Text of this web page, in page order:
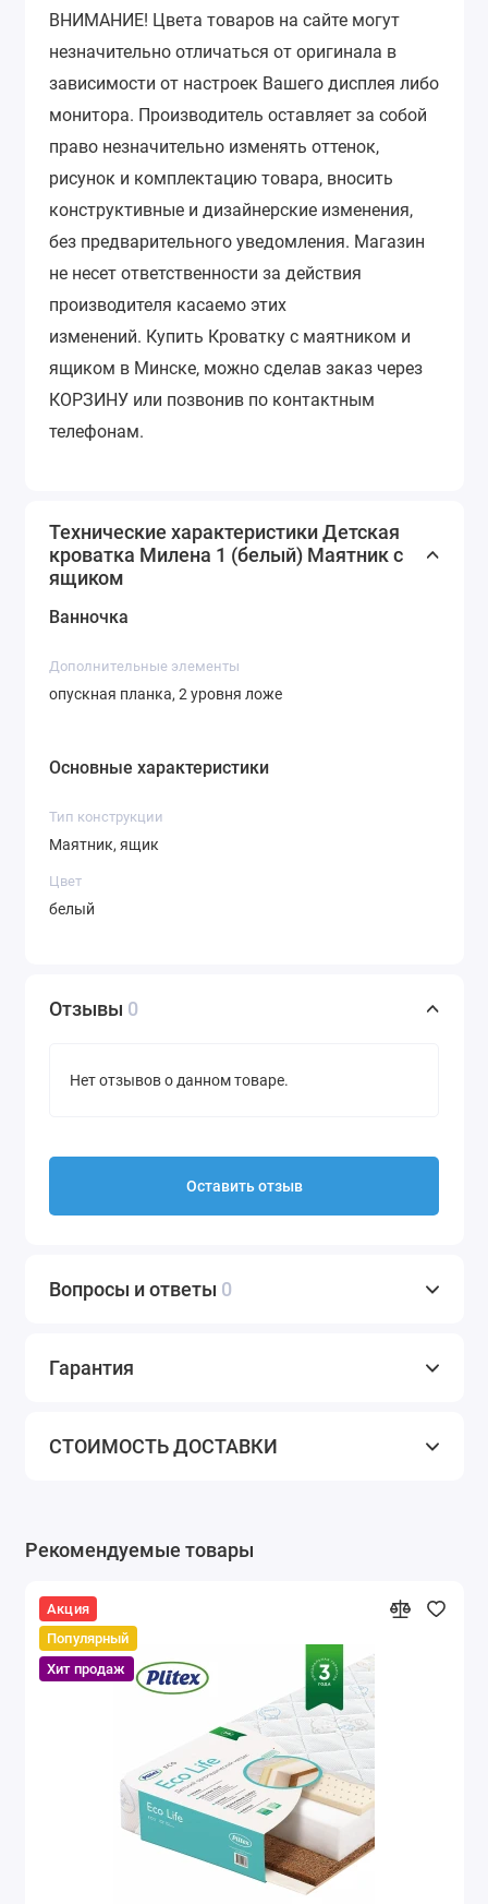
ВНИМАНИЕ! Цвета товаров на сайте могут
незначительно отличаться от оригинала в
зависимости от настроек Вашего дисплея либо
монитора. Производитель оставляет за собой
право незначительно изменять оттенок,
рисунок и комплектацию товара, вносить
конструктивные и дизайнерские изменения,
без предварительного уведомления. Магазин
не несет ответственности за действия
производителя касаемо этих
изменений. Купить Кроватку с маятником и
ящиком в Минске, можно сделав заказ через
КОРЗИНУ или позвонив по контактным
телефонам.
Технические характеристики Детская
кроватка Милена 1 (белый) Маятник с
ящиком
Ванночка
Дополнительные элементы
опускная планка, 2 уровня ложе
Основные характеристики
Тип конструкции
Маятник, ящик
Цвет
белый
Отзывы 0
Нет отзывов о данном товаре.
Оставить отзыв
Вопросы и ответы 0
Гарантия
СТОИМОСТЬ ДОСТАВКИ
Рекомендуемые товары
Акция
Популярный
Хит продаж